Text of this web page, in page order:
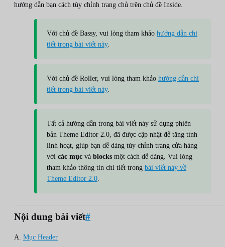
hướng dẫn bạn cách tùy chỉnh trang chủ trên chủ đề Inside.
Với chủ đề Bassy, vui lòng tham khảo hướng dẫn chi
tiết trong bài viết này.
Với chủ đề Roller, vui lòng tham khảo hướng dẫn chi
tiết trong bài viết này.
Tất cả hướng dẫn trong bài viết này sử dụng phiên
bản Theme Editor 2.0, đã được cập nhật để tăng tính
linh hoạt, giúp bạn dễ dàng tùy chỉnh trang cửa hàng
với các mục và blocks một cách dễ dàng. Vui lòng
tham khảo thông tin chi tiết trong bài viết này về
Theme Editor 2.0.
Nội dung bài viết#
A. Mục Header